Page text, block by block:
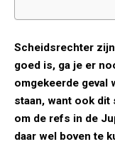
Scheidsrechter
goed is, ga je er
omgekeerde geval
staan, want ook
om de refs in de
daar wel boven te